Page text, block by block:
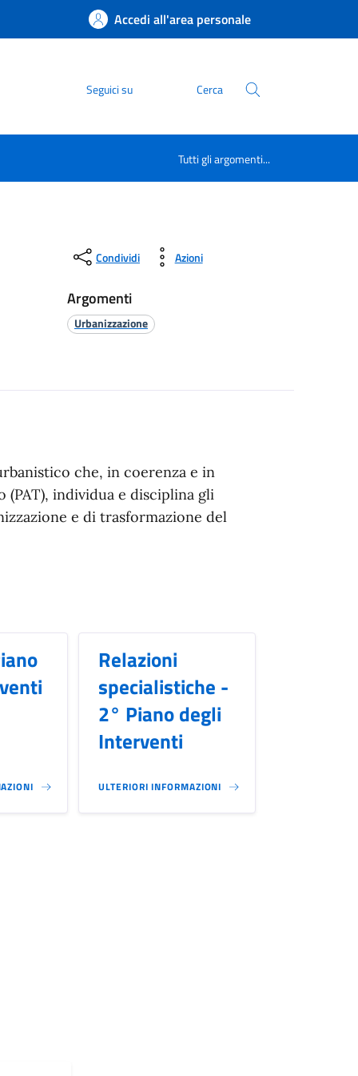
Accedi all'area personale
Seguici su Cerca
Tutti gli argomenti...
Condividi Azioni
Argomenti
Urbanizzazione
che, in coerenza e in
individua e disciplina gli
e di trasformazione del
Relazioni
specialistiche -
2° Piano degli
Interventi
ULTERIORI INFORMAZIONI